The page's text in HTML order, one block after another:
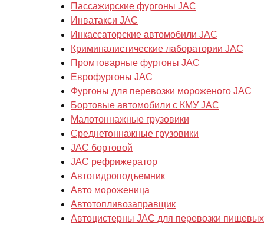
Пассажирские фургоны JAC
Инватакси JAC
Инкассаторские автомобили JAC
Криминалистические лаборатории JAC
Промтоварные фургоны JAC
Еврофургоны JAC
Фургоны для перевозки мороженого JAC
Бортовые автомобили с КМУ JAC
Малотоннажные грузовики
Cреднетоннажные грузовики
JAC бортовой
JAC рефрижератор
Автогидроподъемник
Авто мороженица
Автотопливозаправщик
Автоцистерны JAC для перевозки